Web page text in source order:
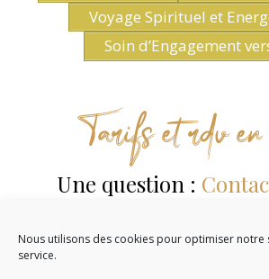
Nous utilisons des cookies pour optimiser notre
service.
Voyage Spirituel et
Soin d’Engagement
Tarifs et rdv
Une question :